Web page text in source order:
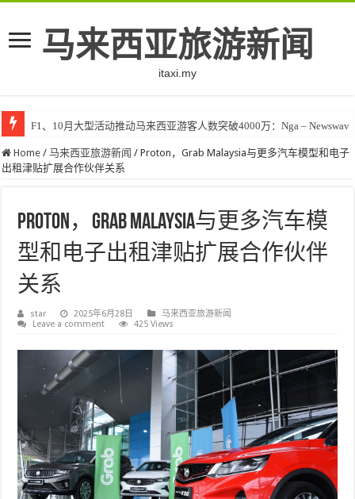
马来西亚旅游新闻
itaxi.my
F1、10月大型活动推动马来西亚游客人数突破4000万：Nga – Newswav
Home / 马来西亚旅游新闻 / Proton，Grab Malaysia与更多汽车模型和电子
出租津贴扩展合作伙伴关系
Proton，Grab Malaysia与更多汽车模
型和电子出租津贴扩展合作伙伴
关系
star 2025年6月28日
马来西亚旅游新闻
Leave a comment
425 Views